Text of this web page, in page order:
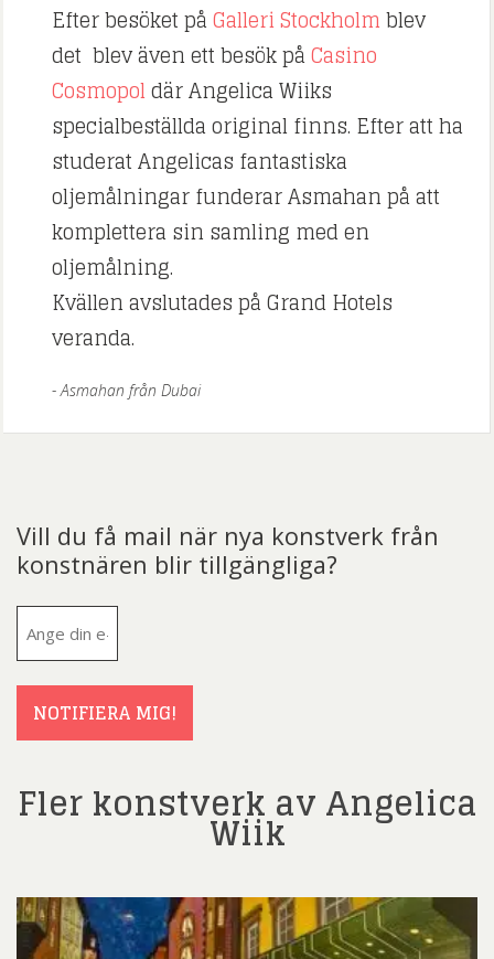
Efter besöket påGalleri Stockholmblev
det blev även ett besök påCasino
Cosmopoldär Angelica Wiiks
specialbeställda original finns. Efter att ha
studerat Angelicas fantastiska
oljemålningar funderar Asmahan på att
komplettera sin samling med en
oljemålning.
Kvällen avslutades på Grand Hotels
veranda.
Asmahan från Dubai
Vill du få mail när nya konstverk från
konstnären blir tillgängliga?
NOTIFIERA MIG!
Fler konstverk av Angelica
Wiik